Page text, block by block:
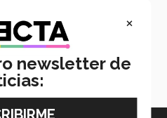
en SLP
×
newsletter de